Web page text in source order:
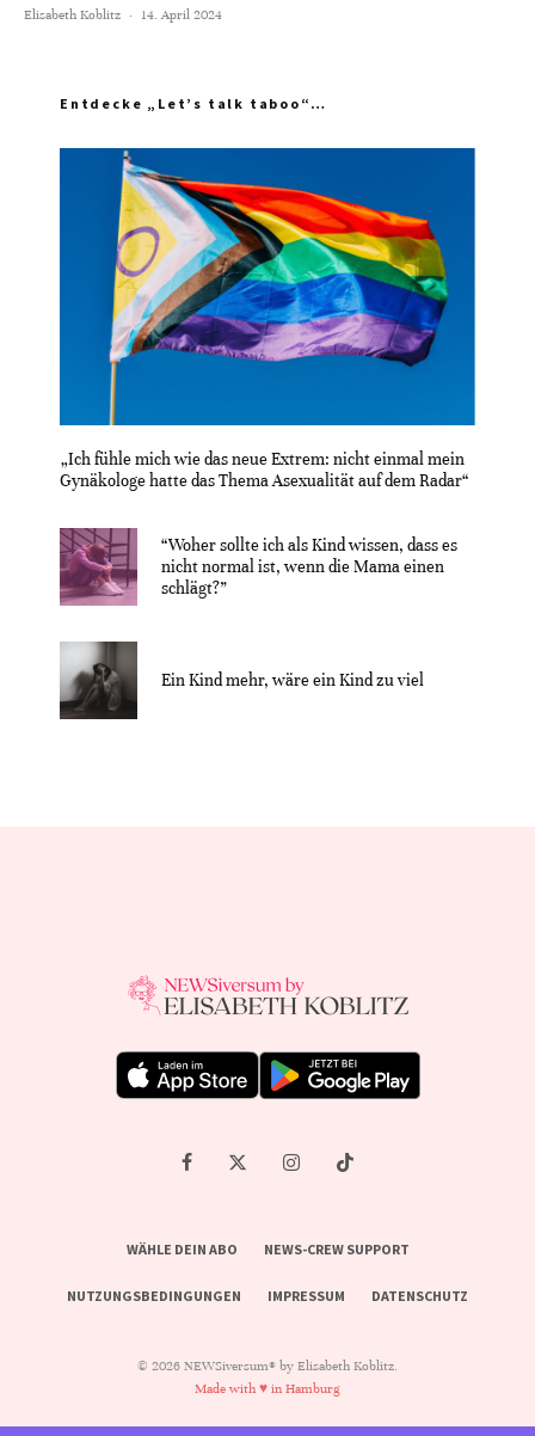
Elisabeth Koblitz · 14. April 2024
Entdecke „Let’s talk taboo“…
„Ich fühle mich wie das neue Extrem: nicht einmal mein
Gynäkologe hatte das Thema Asexualität auf dem Radar“
“Woher sollte ich als Kind wissen, dass es
nicht normal ist, wenn die Mama einen
schlägt?”
Ein Kind mehr, wäre ein Kind zu viel
WÄHLE DEIN ABO NEWS-CREW SUPPORT
NUTZUNGSBEDINGUNGEN IMPRESSUM DATENSCHUTZ
© 2026 NEWSiversum® by Elisabeth Koblitz.
Made with ♥ in Hamburg